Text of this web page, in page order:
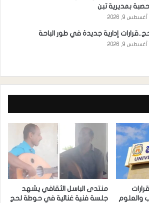
بمديرية تبن
أغسطس 9, 2026
إدارية جديدة في طور الباحة
أغسطس 9, 2026
والعلوم
منتدى الباسل الثقافي يشهد
جلسة فنية غنائية في حوطة لحج